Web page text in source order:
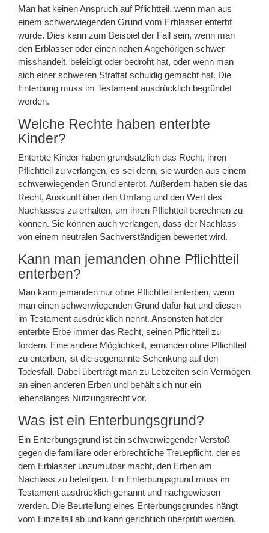
Man hat keinen Anspruch auf Pflichtteil, wenn man aus
einem schwerwiegenden Grund vom Erblasser enterbt
wurde. Dies kann zum Beispiel der Fall sein, wenn man
den Erblasser oder einen nahen Angehörigen schwer
misshandelt, beleidigt oder bedroht hat, oder wenn man
sich einer schweren Straftat schuldig gemacht hat. Die
Enterbung muss im Testament ausdrücklich begründet
werden.
Welche Rechte haben enterbte
Kinder?
Enterbte Kinder haben grundsätzlich das Recht, ihren
Pflichtteil zu verlangen, es sei denn, sie wurden aus einem
schwerwiegenden Grund enterbt. Außerdem haben sie das
Recht, Auskunft über den Umfang und den Wert des
Nachlasses zu erhalten, um ihren Pflichtteil berechnen zu
können. Sie können auch verlangen, dass der Nachlass
von einem neutralen Sachverständigen bewertet wird.
Kann man jemanden ohne Pflichtteil
enterben?
Man kann jemanden nur ohne Pflichtteil enterben, wenn
man einen schwerwiegenden Grund dafür hat und diesen
im Testament ausdrücklich nennt. Ansonsten hat der
enterbte Erbe immer das Recht, seinen Pflichtteil zu
fordern. Eine andere Möglichkeit, jemanden ohne Pflichtteil
zu enterben, ist die sogenannte Schenkung auf den
Todesfall. Dabei überträgt man zu Lebzeiten sein Vermögen
an einen anderen Erben und behält sich nur ein
lebenslanges Nutzungsrecht vor.
Was ist ein Enterbungsgrund?
Ein Enterbungsgrund ist ein schwerwiegender Verstoß
gegen die familiäre oder erbrechtliche Treuepflicht, der es
dem Erblasser unzumutbar macht, den Erben am
Nachlass zu beteiligen. Ein Enterbungsgrund muss im
Testament ausdrücklich genannt und nachgewiesen
werden. Die Beurteilung eines Enterbungsgrundes hängt
vom Einzelfall ab und kann gerichtlich überprüft werden.